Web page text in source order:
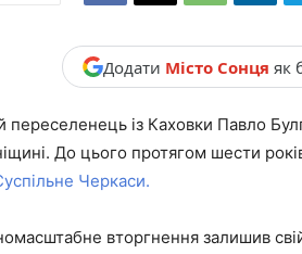
Додати Місто Сонця як
із Каховки Павло
До цього протягом шести
Черкаси.
вторгнення залишив